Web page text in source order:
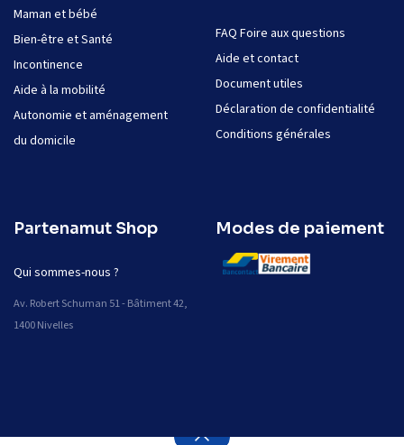
Maman et bébé
Bien-être et Santé
Incontinence
Aide à la mobilité
Autonomie et aménagement
du domicile
FAQ Foire aux questions
Aide et contact
Document utiles
Déclaration de confidentialité
Conditions générales
Partenamut Shop
Qui sommes-nous ?
Av. Robert Schuman 51 - Bâtiment 42,
1400 Nivelles
Modes de paiement